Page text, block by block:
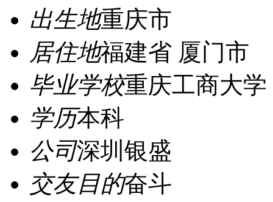
出生地重庆市
居住地福建省 厦门市
毕业学校重庆工商大学
学历本科
公司深圳银盛
交友目的奋斗